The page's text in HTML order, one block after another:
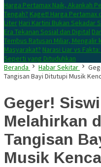
Harga Pertamax Naik, Akankah
Tengah? Kaget! Harga Pertamax
Liter Hari Kartini Bukan Sekadar
Era Tekanan Sosial dan Digital
Tembus Ratusan Miliar, Mengalir
Masyarakat? Narasi Liar vs
Seperti yang Dituduhkan
Beranda
Habar Sekitar
Tangisan Bayi Ditutupi Musik
Geger!
Melahirkan
Tangisan
Musik